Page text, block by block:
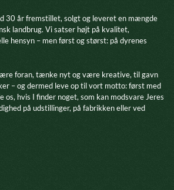
30 år fremstillet, solgt og leveret en mængde
landbrug. Vi satser højt på kvalitet,
hensyn – men først og størst: på dyrenes
foran, tænke nyt og være kreative, til gavn
– og dermed leve op til vort motto: først med
hvis I finder noget, som kan modsvare Jeres
på udstillinger, på fabrikken eller ved